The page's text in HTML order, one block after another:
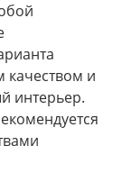
качеством и
интерьер.